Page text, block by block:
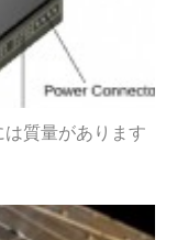
質量があります